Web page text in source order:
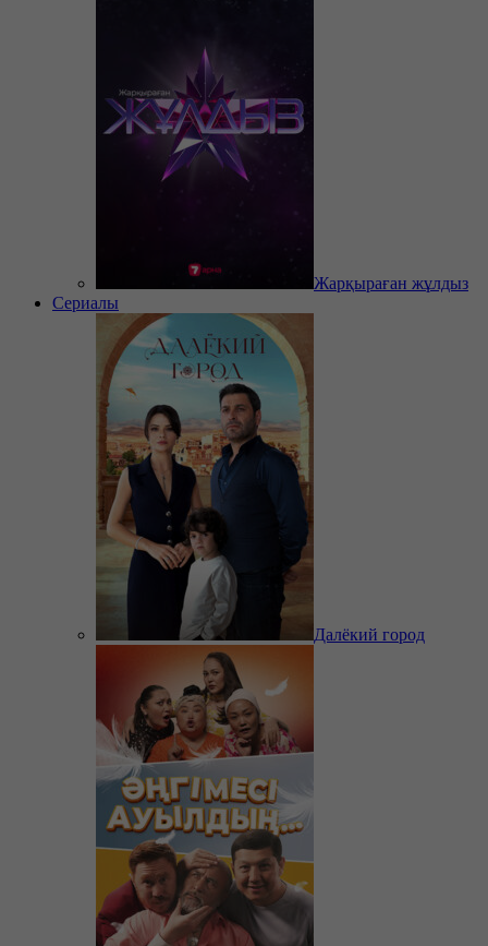
Жарқыраған жұлдыз
Сериалы
Далёкий город